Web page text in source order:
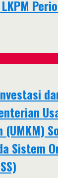
(UMKM)
Sistem